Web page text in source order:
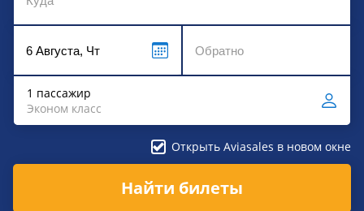
1 пассажир
Эконом класс
Открыть Aviasales в новом окне
Найти билеты